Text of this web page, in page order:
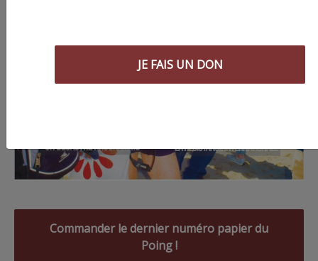
Commander le dernier numéro papier du
Poing !
JE FAIS UN DON